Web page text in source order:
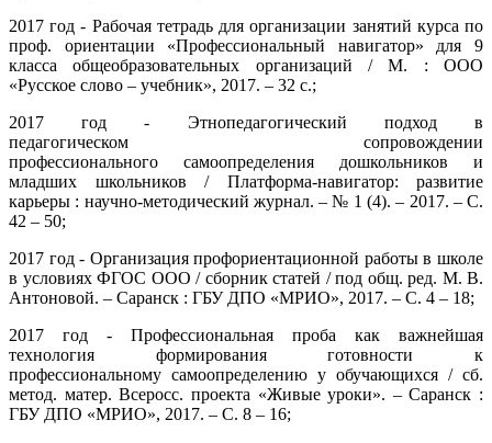
2017 год - Рабочая тетрадь для организации занятий курса по
проф. ориентации «Профессиональный навигатор» для 9
класса общеобразовательных организаций / М. : ООО
«Русское слово – учебник», 2017. – 32 с.;
2017 год - Этнопедагогический подход в
педагогическом сопровождении
профессионального самоопределения дошкольников и
младших школьников / Платформа-навигатор: развитие
карьеры : научно-методический журнал. – № 1 (4). – 2017. – С.
42 – 50;
2017 год - Организация профориентационной работы в школе
в условиях ФГОС ООО / сборник статей / под общ. ред. М. В.
Антоновой. – Саранск : ГБУ ДПО «МРИО», 2017. – С. 4 – 18;
2017 год - Профессиональная проба как важнейшая
технология формирования готовности к
профессиональному самоопределению у обучающихся / сб.
метод. матер. Всеросс. проекта «Живые уроки». – Саранск :
ГБУ ДПО «МРИО», 2017. – С. 8 – 16;